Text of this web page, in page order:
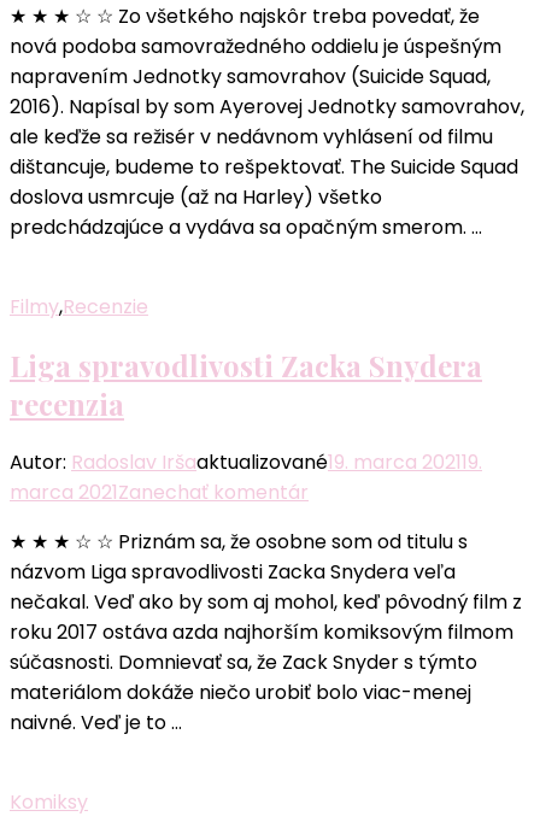
The
Suicide
Squad
recenzia:
James
Gunn
úspešne
opravuje
★ ★ ★ ☆ ☆ Zo všetkého najskôr treba povedať, že
nová podoba samovražedného oddielu je úspešným
napravením Jednotky samovrahov (Suicide Squad,
2016). Napísal by som Ayerovej Jednotky samovrahov,
ale keďže sa režisér v nedávnom vyhlásení od filmu
dištancuje, budeme to rešpektovať. The Suicide Squad
doslova usmrcuje (až na Harley) všetko
predchádzajúce a vydáva sa opačným smerom. …
Filmy,Recenzie
Liga spravodlivosti Zacka Snydera
recenzia
Autor: Radoslav Iršaaktualizované19. marca 202119.
marca 2021Zanechať komentár
Liga
spravodlivosti
Zacka
Snydera
recenzia
★ ★ ★ ☆ ☆ Priznám sa, že osobne som od titulu s
názvom Liga spravodlivosti Zacka Snydera veľa
nečakal. Veď ako by som aj mohol, keď pôvodný film z
roku 2017 ostáva azda najhorším komiksovým filmom
súčasnosti. Domnievať sa, že Zack Snyder s týmto
materiálom dokáže niečo urobiť bolo viac-menej
naivné. Veď je to …
Komiksy